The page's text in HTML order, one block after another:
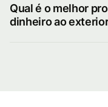
Qual é o melhor
dinheiro ao